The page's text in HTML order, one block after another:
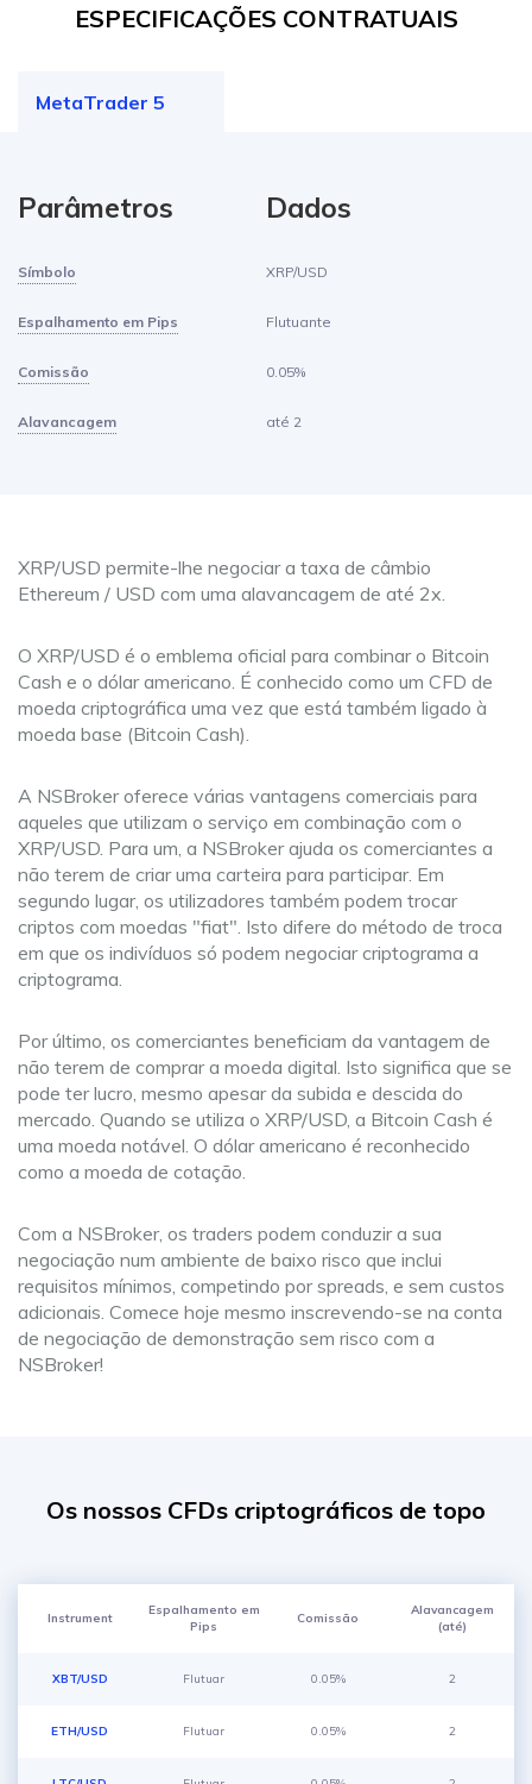
ESPECIFICAÇÕES CONTRATUAIS
MetaTrader 5
Parâmetros Dados
Símbolo XRP/USD
Espalhamento em Pips Flutuante
Comissão 0.05%
Alavancagem até 2
XRP/USD permite-lhe negociar a taxa de câmbio
Ethereum / USD com uma alavancagem de até 2x.
O XRP/USD é o emblema oficial para combinar o Bitcoin
Cash e o dólar americano. É conhecido como um CFD de
moeda criptográfica uma vez que está também ligado à
moeda base (Bitcoin Cash).
A NSBroker oferece várias vantagens comerciais para
aqueles que utilizam o serviço em combinação com o
XRP/USD. Para um, a NSBroker ajuda os comerciantes a
não terem de criar uma carteira para participar. Em
segundo lugar, os utilizadores também podem trocar
criptos com moedas "fiat". Isto difere do método de troca
em que os indivíduos só podem negociar criptograma a
criptograma.
Por último, os comerciantes beneficiam da vantagem de
não terem de comprar a moeda digital. Isto significa que se
pode ter lucro, mesmo apesar da subida e descida do
mercado. Quando se utiliza o XRP/USD, a Bitcoin Cash é
uma moeda notável. O dólar americano é reconhecido
como a moeda de cotação.
Com a NSBroker, os traders podem conduzir a sua
negociação num ambiente de baixo risco que inclui
requisitos mínimos, competindo por spreads, e sem custos
adicionais. Comece hoje mesmo inscrevendo-se na conta
de negociação de demonstração sem risco com a
NSBroker!
Os nossos CFDs criptográficos de topo
Instrument
Espalhamento em
Pips
Comissão
Alavancagem
(até)
XBT/USD Flutuar 0.05% 2
ETH/USD Flutuar 0.05% 2